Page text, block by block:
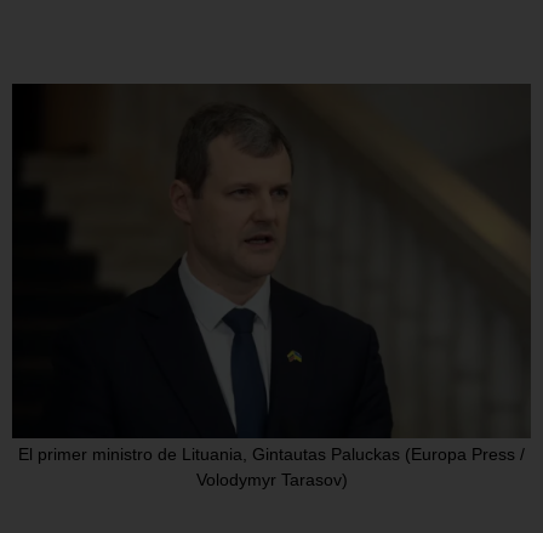
El primer ministro de Lituania, Gintautas Paluckas (Europa Press /
Volodymyr Tarasov)